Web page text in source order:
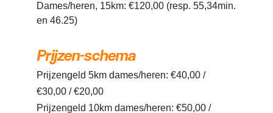
Dames/heren, 15km: €120,00 (resp. 55,34min.
en 46.25)
Prijzen-schema
Prijzengeld 5km dames/heren: €40,00 /
€30,00 / €20,00
Prijzengeld 10km dames/heren: €50,00 /